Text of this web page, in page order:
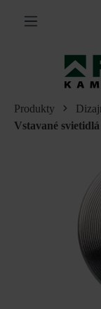
hlavný obsah
Produkty
Vstavané svietidlá